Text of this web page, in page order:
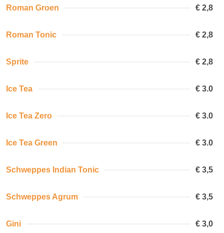
Roman Groen € 2,8
Roman Tonic € 2,8
Sprite € 2,8
Ice Tea € 3.0
Ice Tea Zero € 3.0
Ice Tea Green € 3.0
Schweppes Indian Tonic € 3,5
Schweppes Agrum € 3,5
Gini € 3,0